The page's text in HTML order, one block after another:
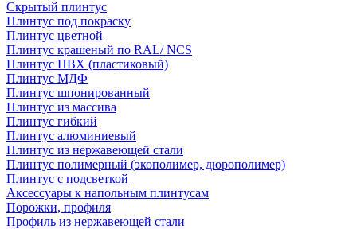
Скрытый плинтус
Плинтус под покраску
Плинтус цветной
Плинтус крашеный по RAL/ NCS
Плинтус ПВХ (пластиковый)
Плинтус МДФ
Плинтус шпонированный
Плинтус из массива
Плинтус гибкий
Плинтус алюминиевый
Плинтус из нержавеющей стали
Плинтус полимерный (экополимер, дюрополимер)
Плинтус с подсветкой
Аксессуары к напольным плинтусам
Порожки, профиля
Профиль из нержавеющей стали